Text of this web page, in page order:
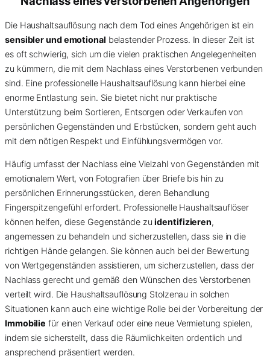
Die Haushaltsauflösung nach dem Tod eines Angehörigen ist ein
sensibler und emotional belastender Prozess. In dieser Zeit ist
es oft schwierig, sich um die vielen praktischen Angelegenheiten
zu kümmern, die mit dem Nachlass eines Verstorbenen verbunden
sind. Eine professionelle Haushaltsauflösung kann hierbei eine
enorme Entlastung sein. Sie bietet nicht nur praktische
Unterstützung beim Sortieren, Entsorgen oder Verkaufen von
persönlichen Gegenständen und Erbstücken, sondern geht auch
mit dem nötigen Respekt und Einfühlungsvermögen vor.
Häufig umfasst der Nachlass eine Vielzahl von Gegenständen mit
emotionalem Wert, von Fotografien über Briefe bis hin zu
persönlichen Erinnerungsstücken, deren Behandlung
Fingerspitzengefühl erfordert. Professionelle Haushaltsauflöser
können helfen, diese Gegenstände zuidentifizieren,
angemessen zu behandeln und sicherzustellen, dass sie in die
richtigen Hände gelangen. Sie können auch bei der Bewertung
von Wertgegenständen assistieren, um sicherzustellen, dass der
Nachlass gerecht und gemäß den Wünschen des Verstorbenen
verteilt wird. Die Haushaltsauflösung Stolzenau in solchen
Situationen kann auch eine wichtige Rolle bei der Vorbereitung der
Immobilie für einen Verkauf oder eine neue Vermietung spielen,
indem sie sicherstellt, dass die Räumlichkeiten ordentlich und
ansprechend präsentiert werden.